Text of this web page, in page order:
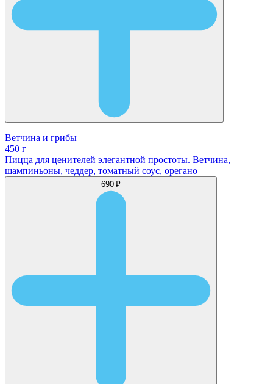
Ветчина и грибы
450 г
Пицца для ценителей элегантной простоты. Ветчина,
шампиньоны, чеддер, томатный соус, орегано
690 ₽